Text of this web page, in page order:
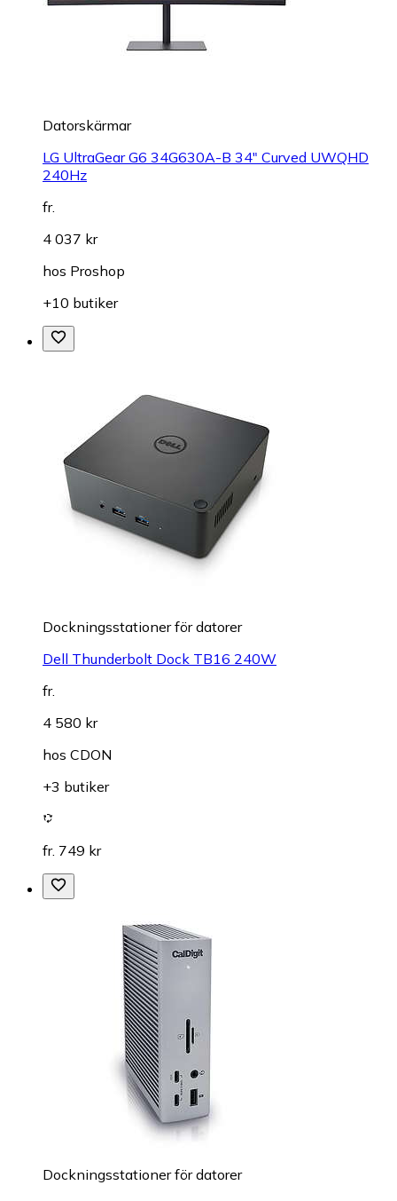
Datorskärmar
LG UltraGear G6 34G630A-B 34" Curved UWQHD
240Hz
fr.
4 037 kr
hos Proshop
+10 butiker
Dockningsstationer för datorer
Dell Thunderbolt Dock TB16 240W
fr.
4 580 kr
hos CDON
+3 butiker
fr. 749 kr
Dockningsstationer för datorer